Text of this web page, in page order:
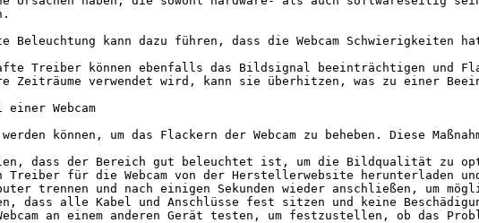
Beleuchtung kann dazu führen, dass die Webcam
Treiber können ebenfalls das Bildsignal beeinträchtigen und
Zeiträume verwendet wird, kann sie überhitzen, was zu einer
Webcam
können, um das Flackern der Webcam zu beheben. Diese
dass der Bereich gut beleuchtet ist, um die Bildqualität zu
für die Webcam von der Herstellerwebsite herunterladen
trennen und nach einigen Sekunden wieder anschließen, um
dass alle Kabel und Anschlüsse fest sitzen und keine
an einem anderen Gerät testen, um festzustellen, ob das